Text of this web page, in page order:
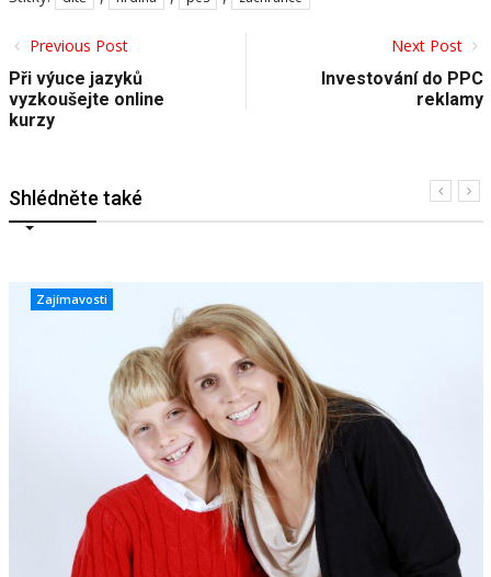
Previous Post
Při výuce jazyků
vyzkoušejte online
kurzy
Next Post
Investování do PPC
reklamy
Shlédněte také
Zajímavosti